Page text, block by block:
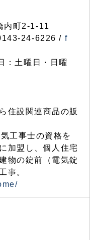
内町2-1-11
24-6226 / f
：土曜日・日曜
住設関連商品の販
工事士の資格を
加盟し、個人住宅
物の錠前（電気錠
事。